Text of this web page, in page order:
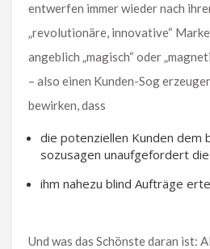
entwerfen immer wieder nach
„revolutionäre, innovative“
angeblich „magisch“ oder
– also einen Kunden-Sog
bewirken, dass
die potenziellen Kunden
sozusagen unaufgefordert
ihm nahezu blind Aufträge
Und was das Schönste daran ist: